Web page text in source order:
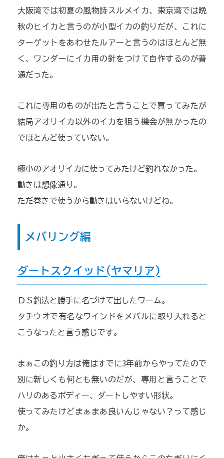
大阪湾では初夏の風物詩スルメイカ、東京湾では晩
秋のヒイカと言うのが小型イカの釣りだが、これに
ターゲットをあわせたルアーと言うのはほとんど無
く、ワンダーにイカ用の針をつけて自作するのが普
通だった。
これに専用のものが出たと言うことで買ってみたが
結局アオリイカ以外のイカを狙う機会が無かったの
でほとんど使っていない。
極小のアオリイカに使ってみたけど釣れなかった。
動きは想像通り。
ただ巻きで使うから動きはいらないけどね。
メバリング編
ダートスクイッド(ヤマリア)
ＤＳ釣法と勝手に名づけて出したワーム。
タチウオで有名なワインドをメバルに取り入れると
こうなったと言う感じです。
まぁこの釣り方は俺はすでに3年前からやってたので
別に新しくも何とも無いのだが、専用と言うことで
ハリのあるボディー、ダートしやすい形状。
使ってみたけどまぁまあ良いんじゃない？って感じ
か。